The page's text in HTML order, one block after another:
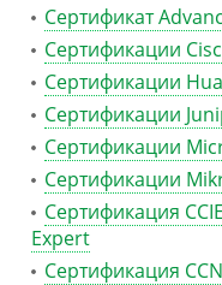
Сертификат
Сертификации
Сертификации
Сертификации
Сертификации
Сертификации
Сертификация
Expert
Сертификация